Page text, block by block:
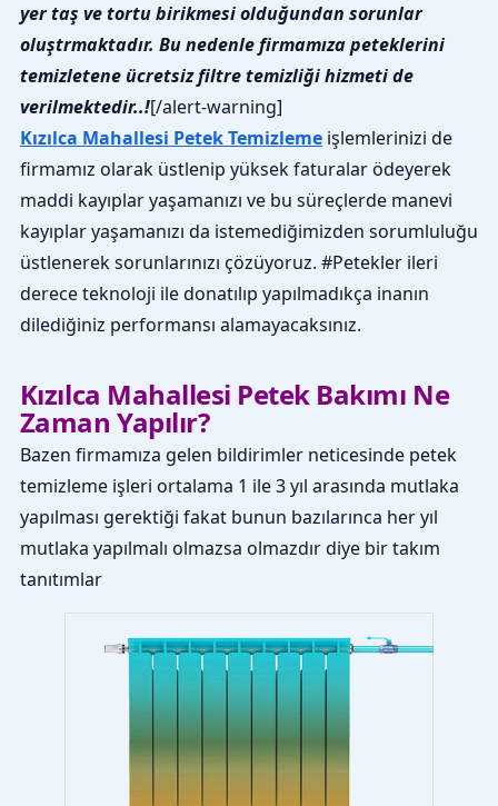
yer taş ve tortu birikmesi olduğundan sorunlar
oluştrmaktadır. Bu nedenle firmamıza peteklerini
temizletene ücretsiz filtre temizliği hizmeti de
verilmektedir..![/alert-warning]
Kızılca Mahallesi Petek Temizlemeişlemlerinizi de
firmamız olarak üstlenip yüksek faturalar ödeyerek
maddi kayıplar yaşamanızı ve bu süreçlerde manevi
kayıplar yaşamanızı da istemediğimizden sorumluluğu
üstlenerek sorunlarınızı çözüyoruz. #Petekler ileri
derece teknoloji ile donatılıp yapılmadıkça inanın
dilediğiniz performansı alamayacaksınız.
Kızılca Mahallesi Petek Bakımı Ne
Zaman Yapılır?
Bazen firmamıza gelen bildirimler neticesinde petek
temizleme işleri ortalama 1 ile 3 yıl arasında mutlaka
yapılması gerektiği fakat bunun bazılarınca her yıl
mutlaka yapılmalı olmazsa olmazdır diye bir takım
tanıtımlar